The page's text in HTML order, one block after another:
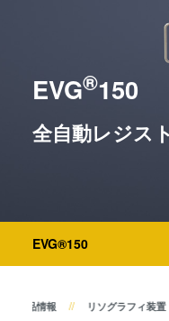
お問い合わせ
EVG®150
全自動レジス
EVG®150
リソグラフィ・トラ
ナノインプリント・リ
検査・計測装置
製品情報 リソグラフィ装置